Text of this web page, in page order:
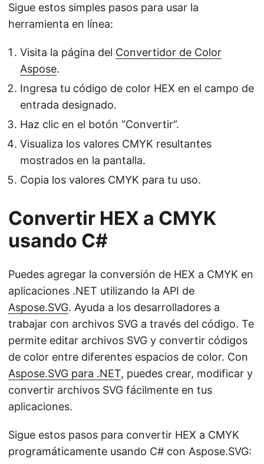
Sigue estos simples pasos para usar la
herramienta en línea:
Visita la página del Convertidor de Color
Aspose.
Ingresa tu código de color HEX en el campo de
entrada designado.
Haz clic en el botón “Convertir”.
Visualiza los valores CMYK resultantes
mostrados en la pantalla.
Copia los valores CMYK para tu uso.
Convertir HEX a CMYK
usando C#
Puedes agregar la conversión de HEX a CMYK en
aplicaciones .NET utilizando la API de
Aspose.SVG. Ayuda a los desarrolladores a
trabajar con archivos SVG a través del código. Te
permite editar archivos SVG y convertir códigos
de color entre diferentes espacios de color. Con
Aspose.SVG para .NET, puedes crear, modificar y
convertir archivos SVG fácilmente en tus
aplicaciones.
Sigue estos pasos para convertir HEX a CMYK
programáticamente usando C# con Aspose.SVG: